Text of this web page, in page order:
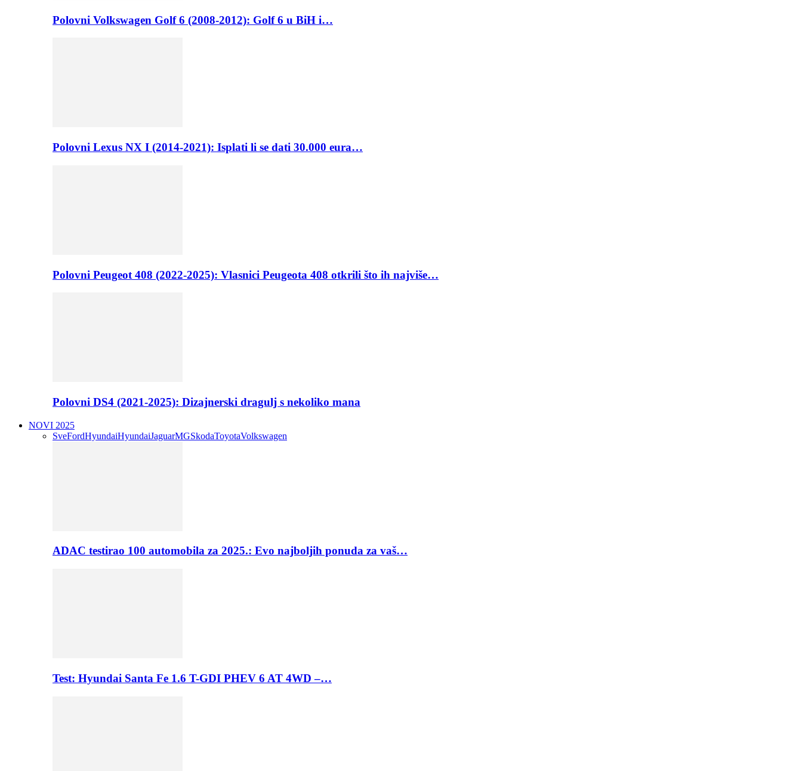
Polovni Volkswagen Golf 6 (2008-2012): Golf 6 u BiH i…
Polovni Lexus NX I (2014-2021): Isplati li se dati 30.000 eura…
Polovni Peugeot 408 (2022-2025): Vlasnici Peugeota 408 otkrili što ih najviše…
Polovni DS4 (2021-2025): Dizajnerski dragulj s nekoliko mana
NOVI 2025
SveFordHyundaiHyundaiJaguarMGSkodaToyotaVolkswagen
ADAC testirao 100 automobila za 2025.: Evo najboljih ponuda za vaš…
Test: Hyundai Santa Fe 1.6 T-GDI PHEV 6 AT 4WD –…